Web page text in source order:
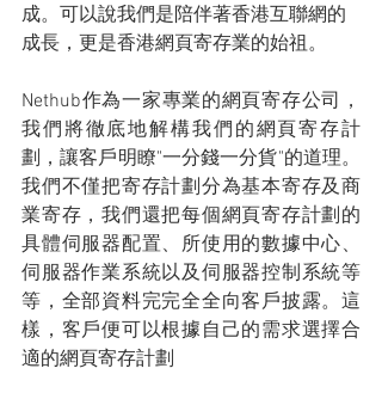
成。可以說我們是陪伴著香港互聯網的
成長，更是香港網頁寄存業的始祖。
Nethub作為一家專業的網頁寄存公司，
我們將徹底地解構我們的網頁寄存計
劃，讓客戶明瞭"一分錢一分貨"的道理。
我們不僅把寄存計劃分為基本寄存及商
業寄存，我們還把每個網頁寄存計劃的
具體伺服器配置、所使用的數據中心、
伺服器作業系統以及伺服器控制系統等
等，全部資料完完全全向客戶披露。這
樣，客戶便可以根據自己的需求選擇合
適的網頁寄存計劃